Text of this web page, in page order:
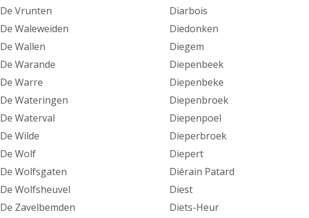
De Vrunten
De Waleweiden
De Wallen
De Warande
De Warre
De Wateringen
De Waterval
De Wilde
De Wolf
De Wolfsgaten
De Wolfsheuvel
De Zavelbemden
Diarbois
Diedonken
Diegem
Diepenbeek
Diepenbeke
Diepenbroek
Diepenpoel
Dieperbroek
Diepert
Diérain Patard
Diest
Diets-Heur